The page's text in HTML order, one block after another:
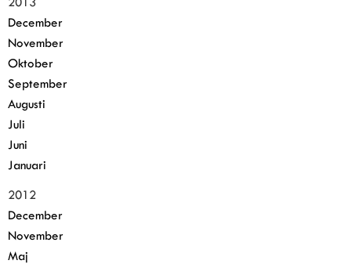
December
November
Oktober
September
Augusti
Juli
Juni
Januari
2012
December
November
Maj